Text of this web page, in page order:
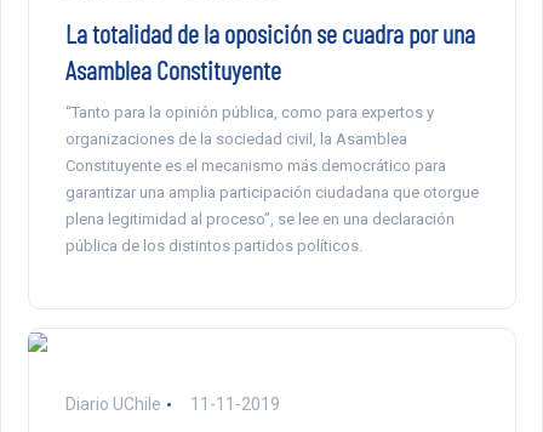
La totalidad de la oposición se cuadra por una
Asamblea Constituyente
“Tanto para la opinión pública, como para expertos y
organizaciones de la sociedad civil, la Asamblea
Constituyente es el mecanismo más democrático para
garantizar una amplia participación ciudadana que otorgue
plena legitimidad al proceso”, se lee en una declaración
pública de los distintos partidos políticos.
Diario UChile 11-11-2019